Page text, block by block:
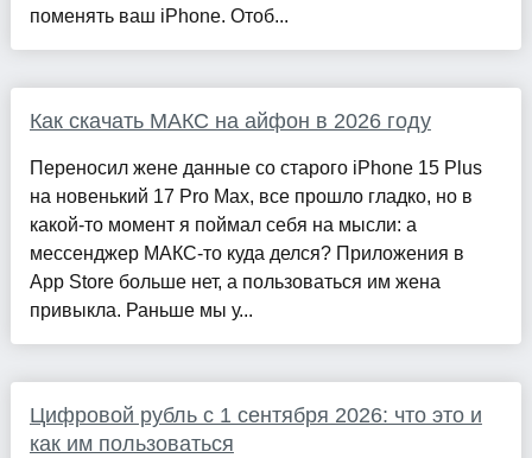
поменять ваш iPhone. Отоб...
Как скачать МАКС на айфон в 2026 году
Переносил жене данные со старого iPhone 15 Plus
на новенький 17 Pro Max, все прошло гладко, но в
какой-то момент я поймал себя на мысли: а
мессенджер МАКС-то куда делся? Приложения в
App Store больше нет, а пользоваться им жена
привыкла. Раньше мы у...
Цифровой рубль с 1 сентября 2026: что это и
как им пользоваться